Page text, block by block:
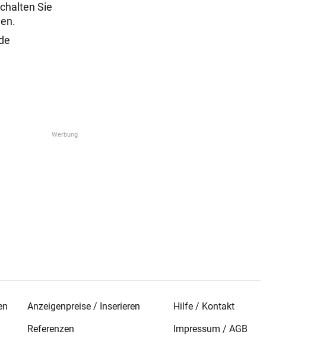
Sie
Anzeigenpreise / Inserieren
Referenzen
Hilfe / Kontakt
Impressum / AGB